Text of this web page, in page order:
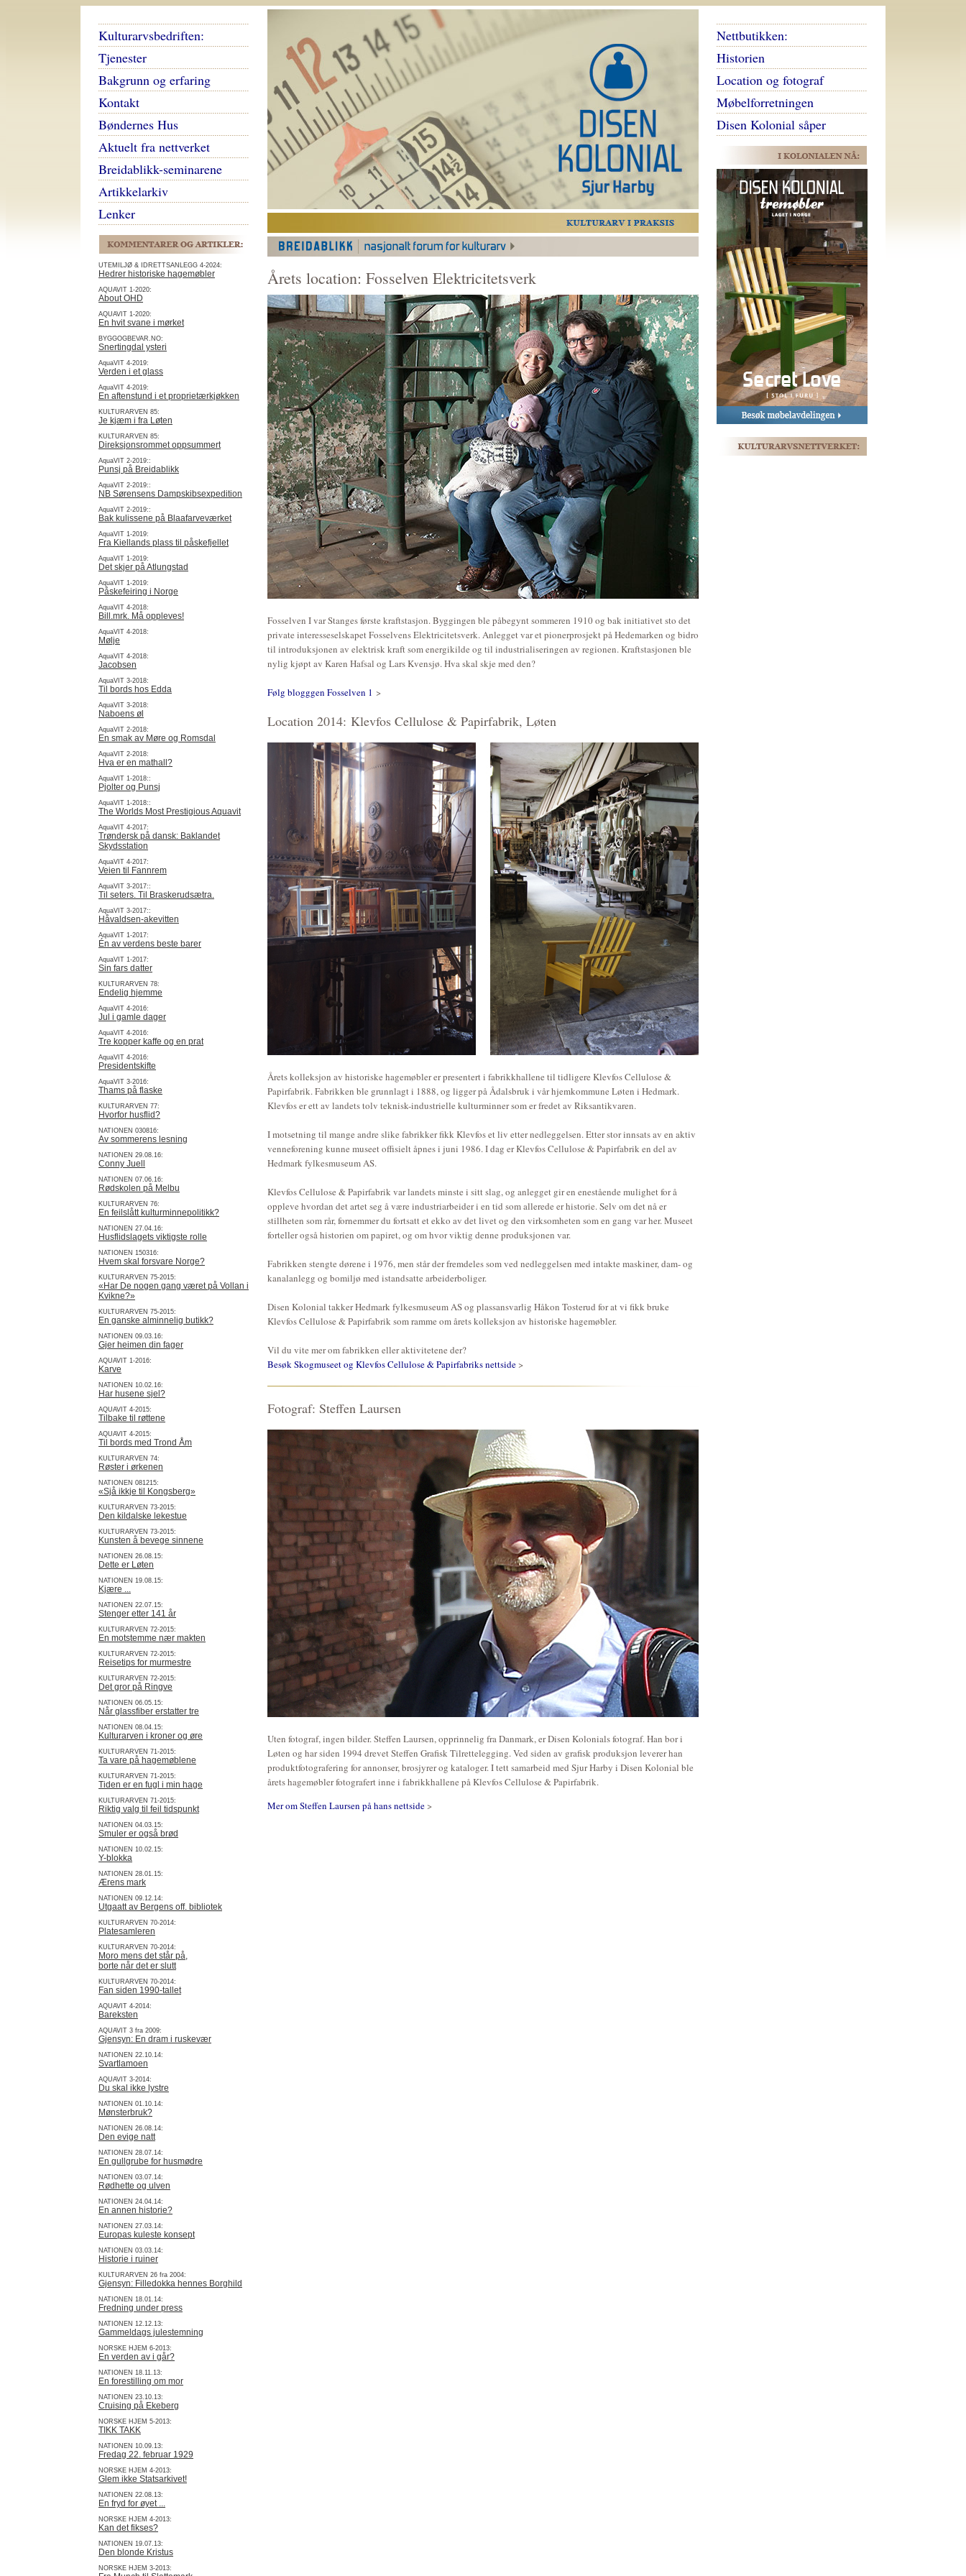
Kulturarvsbedriften:
Tjenester
Bakgrunn og erfaring
Kontakt
Bøndernes Hus
Aktuelt fra nettverket
Breidablikk-seminarene
Artikkelarkiv
Lenker
UTEMILJØ & IDRETTSANLEGG 4-2024:
Hedrer historiske hagemøbler
AQUAVIT 1-2020:
About OHD
AQUAVIT 1-2020:
En hvit svane i mørket
BYGGOGBEVAR.NO:
Snertingdal ysteri
AquaVIT 4-2019:
Verden i et glass
AquaVIT 4-2019:
En aftenstund i et proprietærkjøkken
KULTURARVEN 85:
Je kjæm i fra Løten
KULTURARVEN 85:
Direksjonsrommet oppsummert
AquaVIT 2-2019::
Punsj på Breidablikk
AquaVIT 2-2019::
NB Sørensens Dampskibsexpedition
AquaVIT 2-2019::
Bak kulissene på Blaafarveværket
AquaVIT 1-2019:
Fra Kiellands plass til påskefjellet
AquaVIT 1-2019:
Det skjer på Atlungstad
AquaVIT 1-2019:
Påskefeiring i Norge
AquaVIT 4-2018:
Bill.mrk. Må oppleves!
AquaVIT 4-2018:
Mølje
AquaVIT 4-2018:
Jacobsen
AquaVIT 3-2018:
Til bords hos Edda
AquaVIT 3-2018:
Naboens øl
AquaVIT 2-2018:
En smak av Møre og Romsdal
AquaVIT 2-2018:
Hva er en mathall?
AquaVIT 1-2018::
Pjolter og Punsj
AquaVIT 1-2018::
The Worlds Most Prestigious Aquavit
AquaVIT 4-2017:
Trøndersk på dansk: Baklandet
Skydsstation
AquaVIT 4-2017:
Veien til Fannrem
AquaVIT 3-2017::
Til seters. Til Braskerudsætra.
AquaVIT 3-2017::
Håvaldsen-akevitten
AquaVIT 1-2017:
Én av verdens beste barer
AquaVIT 1-2017:
Sin fars datter
KULTURARVEN 78:
Endelig hjemme
AquaVIT 4-2016:
Jul i gamle dager
AquaVIT 4-2016:
Tre kopper kaffe og en prat
AquaVIT 4-2016:
Presidentskifte
AquaVIT 3-2016:
Thams på flaske
KULTURARVEN 77:
Hvorfor husflid?
NATIONEN 030816:
Av sommerens lesning
NATIONEN 29.08.16:
Conny Juell
NATIONEN 07.06.16:
Rødskolen på Melbu
KULTURARVEN 76:
En feilslått kulturminnepolitikk?
NATIONEN 27.04.16:
Husflidslagets viktigste rolle
NATIONEN 150316:
Hvem skal forsvare Norge?
KULTURARVEN 75-2015:
«Har De nogen gang været på Vollan i
Kvikne?»
KULTURARVEN 75-2015:
En ganske alminnelig butikk?
NATIONEN 09.03.16:
Gjer heimen din fager
AQUAVIT 1-2016:
Karve
NATIONEN 10.02.16:
Har husene sjel?
AQUAVIT 4-2015:
Tilbake til røttene
AQUAVIT 4-2015:
Til bords med Trond Åm
KULTURARVEN 74:
Røster i ørkenen
NATIONEN 081215:
«Sjå ikkje til Kongsberg»
KULTURARVEN 73-2015:
Den kildalske lekestue
KULTURARVEN 73-2015:
Kunsten å bevege sinnene
NATIONEN 26.08.15:
Dette er Løten
NATIONEN 19.08.15:
Kjære ...
NATIONEN 22.07.15:
Stenger etter 141 år
KULTURARVEN 72-2015:
En motstemme nær makten
KULTURARVEN 72-2015:
Reisetips for murmestre
KULTURARVEN 72-2015:
Det gror på Ringve
NATIONEN 06.05.15:
Når glassfiber erstatter tre
NATIONEN 08.04.15:
Kulturarven i kroner og øre
KULTURARVEN 71-2015:
Ta vare på hagemøblene
KULTURARVEN 71-2015:
Tiden er en fugl i min hage
KULTURARVEN 71-2015:
Riktig valg til feil tidspunkt
NATIONEN 04.03.15:
Smuler er også brød
NATIONEN 10.02.15:
Y-blokka
NATIONEN 28.01.15:
Ærens mark
NATIONEN 09.12.14:
Utgaatt av Bergens off. bibliotek
KULTURARVEN 70-2014:
Platesamleren
KULTURARVEN 70-2014:
Moro mens det står på,
borte når det er slutt
KULTURARVEN 70-2014:
Fan siden 1990-tallet
AQUAVIT 4-2014:
Bareksten
AQUAVIT 3 fra 2009:
Gjensyn: En dram i ruskevær
NATIONEN 22.10.14:
Svartlamoen
AQUAVIT 3-2014:
Du skal ikke lystre
NATIONEN 01.10.14:
Mønsterbruk?
NATIONEN 26.08.14:
Den evige natt
NATIONEN 28.07.14:
En gullgrube for husmødre
NATIONEN 03.07.14:
Rødhette og ulven
NATIONEN 24.04.14:
En annen historie?
NATIONEN 27.03.14:
Europas kuleste konsept
NATIONEN 03.03.14:
Historie i ruiner
KULTURARVEN 26 fra 2004:
Gjensyn: Filledokka hennes Borghild
NATIONEN 18.01.14:
Fredning under press
NATIONEN 12.12.13:
Gammeldags julestemning
NORSKE HJEM 6-2013:
En verden av i går?
NATIONEN 18.11.13:
En forestilling om mor
NATIONEN 23.10.13:
Cruising på Ekeberg
NORSKE HJEM 5-2013:
TIKK TAKK
NATIONEN 10.09.13:
Fredag 22. februar 1929
NORSKE HJEM 4-2013:
Glem ikke Statsarkivet!
NATIONEN 22.08.13:
En fryd for øyet ...
NORSKE HJEM 4-2013:
Kan det fikses?
NATIONEN 19.07.13:
Den blonde Kristus
NORSKE HJEM 3-2013:
Nettbutikken:
Historien
Location og fotograf
Møbelforretningen
Disen Kolonial såper
Årets location: Fosselven Elektricitetsverk
Fosselven I var Stanges første kraftstasjon. Byggingen ble påbegynt sommeren 1910 og bak initiativet sto det
private interesseselskapet Fosselvens Elektricitetsverk. Anlegget var et pionerprosjekt på Hedemarken og bidro
til introduksjonen av elektrisk kraft som energikilde og til industrialiseringen av regionen. Kraftstasjonen ble
nylig kjøpt av Karen Hafsal og Lars Kvensjø. Hva skal skje med den?
Følg blogggen Fosselven 1 >
Location 2014: Klevfos Cellulose & Papirfabrik, Løten
Årets kolleksjon av historiske hagemøbler er presentert i fabrikkhallene til tidligere Klevfos Cellulose &
Papirfabrik. Fabrikken ble grunnlagt i 1888, og ligger på Ådalsbruk i vår hjemkommune Løten i Hedmark.
Klevfos er ett av landets tolv teknisk-industrielle kulturminner som er fredet av Riksantikvaren.
I motsetning til mange andre slike fabrikker fikk Klevfos et liv etter nedleggelsen. Etter stor innsats av en aktiv
venneforening kunne museet offisielt åpnes i juni 1986. I dag er Klevfos Cellulose & Papirfabrik en del av
Hedmark fylkesmuseum AS.
Klevfos Cellulose & Papirfabrik var landets minste i sitt slag, og anlegget gir en enestående mulighet for å
oppleve hvordan det artet seg å være industriarbeider i en tid som allerede er historie. Selv om det nå er
stillheten som rår, fornemmer du fortsatt et ekko av det livet og den virksomheten som en gang var her. Museet
forteller også historien om papiret, og om hvor viktig denne produksjonen var.
Fabrikken stengte dørene i 1976, men står der fremdeles som ved nedleggelsen med intakte maskiner, dam- og
kanalanlegg og bomiljø med istandsatte arbeiderboliger.
Disen Kolonial takker Hedmark fylkesmuseum AS og plassansvarlig Håkon Tosterud for at vi fikk bruke
Klevfos Cellulose & Papirfabrik som ramme om årets kolleksjon av historiske hagemøbler.
Vil du vite mer om fabrikken eller aktivitetene der?
Besøk Skogmuseet og Klevfos Cellulose & Papirfabriks nettside>
Fotograf: Steffen Laursen
Uten fotograf, ingen bilder. Steffen Laursen, opprinnelig fra Danmark, er Disen Kolonials fotograf. Han bor i
Løten og har siden 1994 drevet Steffen Grafisk Tilrettelegging. Ved siden av grafisk produksjon leverer han
produktfotografering for annonser, brosjyrer og kataloger. I tett samarbeid med Sjur Harby i Disen Kolonial ble
årets hagemøbler fotografert inne i fabrikkhallene på Klevfos Cellulose & Papirfabrik.
Mer om Steffen Laursen på hans nettside>